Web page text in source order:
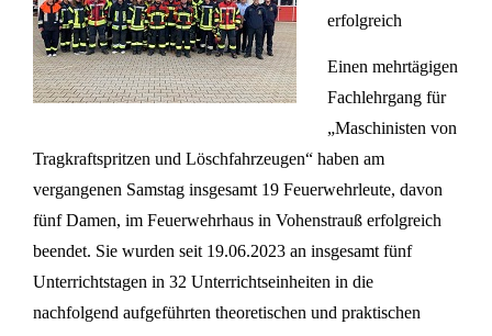
erfolgreich
Einen mehrtägigen
Fachlehrgang für
„Maschinisten von
Tragkraftspritzen und Löschfahrzeugen“ haben am
vergangenen Samstag insgesamt 19 Feuerwehrleute, davon
fünf Damen, im Feuerwehrhaus in Vohenstrauß erfolgreich
beendet. Sie wurden seit 19.06.2023 an insgesamt fünf
Unterrichtstagen in 32 Unterrichtseinheiten in die
nachfolgend aufgeführten theoretischen und praktischen